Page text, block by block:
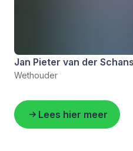
Jan Pieter van der Schans
Wethouder
Lees hier meer